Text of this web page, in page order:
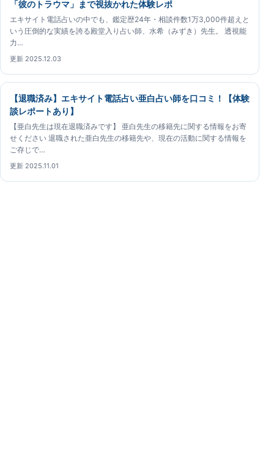
「彼のトラウマ」まで視抜かれた体験レポ
エキサイト電話占いの中でも、鑑定歴24年・相談件数1万3,000件超えと
いう圧倒的な実績を誇る殿堂入り占い師、水希（みずき）先生。 透視能
力…
更新 2025.12.03
【退職済み】エキサイト電話占い亜白占い師を口コミ！【体験
談レポートあり】
【亜白先生は現在退職済みです】 亜白先生の移籍先に関する情報をお寄
せください 退職された亜白先生の移籍先や、現在の活動に関する情報を
ご存じで…
更新 2025.11.01